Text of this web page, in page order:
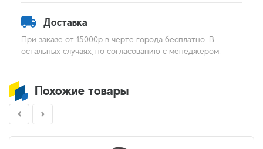
Доставка
При заказе от 15000р в черте города бесплатно. В
остальных случаях, по согласованию с менеджером.
Похожие товары